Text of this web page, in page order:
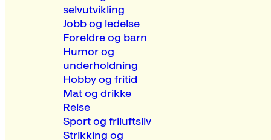
selvutvikling
Jobb og ledelse
Foreldre og barn
Humor og
underholdning
Hobby og fritid
Mat og drikke
Reise
Sport og friluftsliv
Strikking og